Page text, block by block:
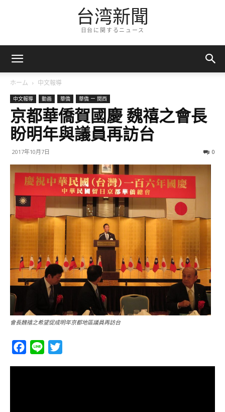
台湾新聞
日台に関するニュース
ホーム 中文報導
中文報導 動画 華僑 華僑 ー 関西
京都華僑賀國慶 魏禧之會長
盼明年與議員再訪台
2017年10月7日 0
會長魏禧之希望促成明年京都地區議員再訪台
Facebook
Line